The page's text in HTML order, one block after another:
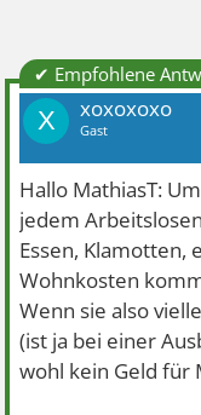
✔ Empfohlene
X xoxoxoxo
Gast
Hallo MathiasT:
jedem
Essen, Klamotten,
Wohnkosten
Wenn sie also
(ist ja bei einer
wohl kein Geld für